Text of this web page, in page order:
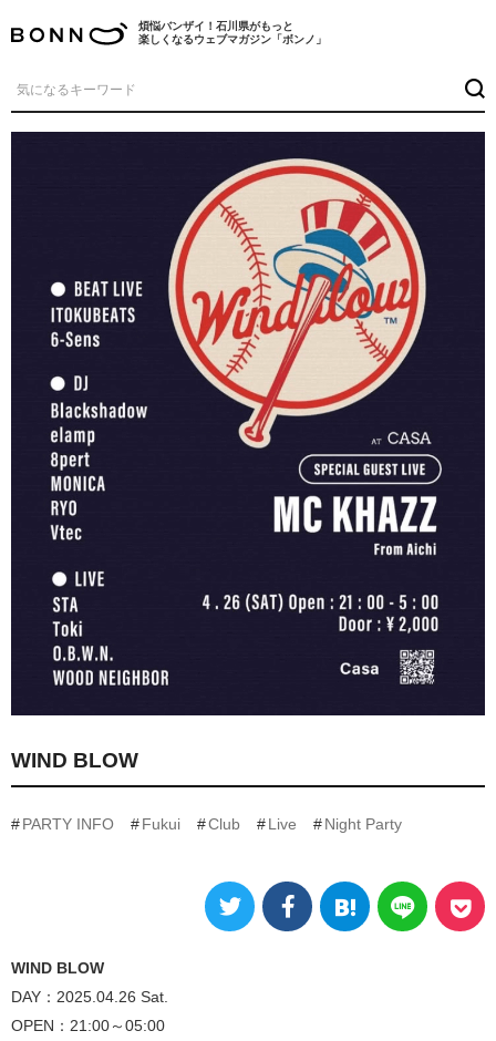
煩悩バンザイ！石川県がもっと
楽しくなるウェブマガジン「ボンノ」
WIND BLOW
PARTY INFO Fukui Club Live Night Party
WIND BLOW
DAY：2025.04.26 Sat.
OPEN：21:00～05:00